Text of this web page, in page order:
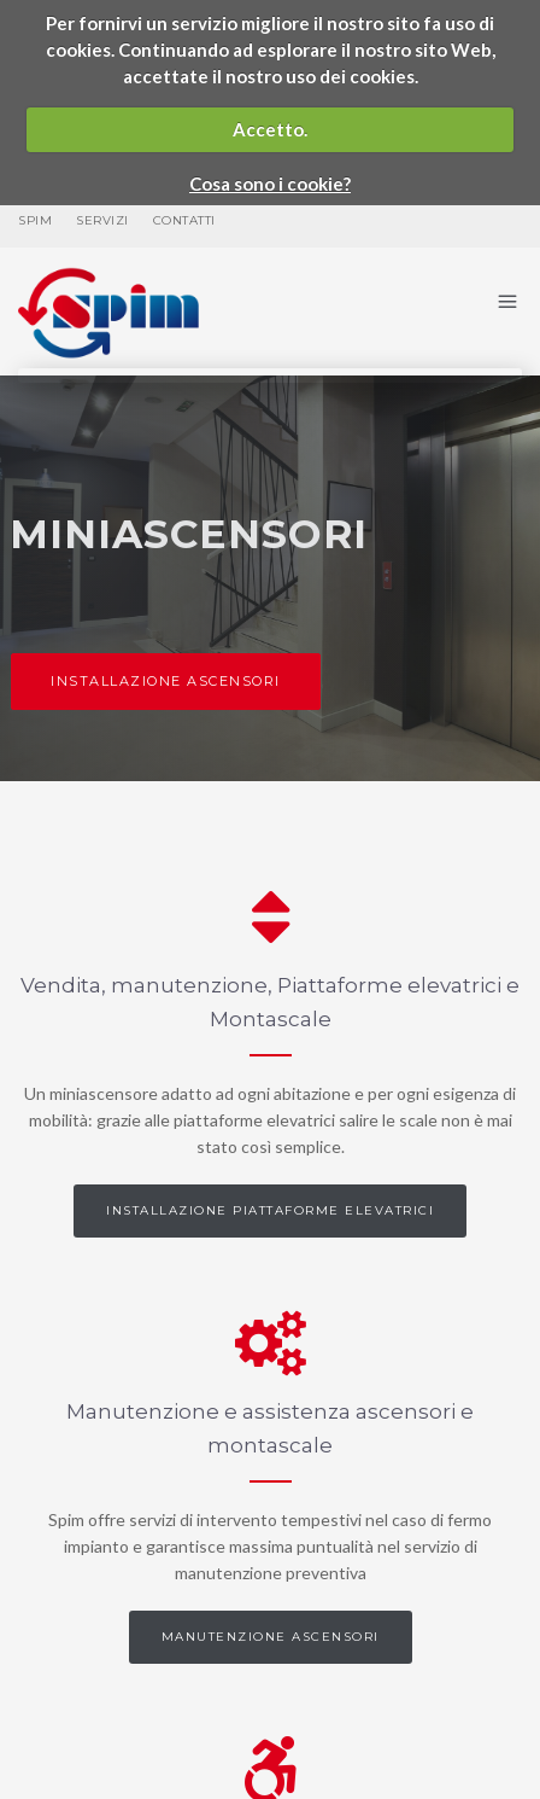
Per fornirvi un servizio migliore il nostro sito fa uso di
cookies. Continuando ad esplorare il nostro sito Web,
accettate il nostro uso dei cookies.
Accetto.
Cosa sono i cookie?
SPIM SERVIZI CONTATTI
MINIASCENSORI
INSTALLAZIONE ASCENSORI
Vendita, manutenzione, Piattaforme elevatrici e
Montascale
Un miniascensore adatto ad ogni abitazione e per ogni esigenza di
mobilità: grazie alle piattaforme elevatrici salire le scale non è mai
stato così semplice.
INSTALLAZIONE PIATTAFORME ELEVATRICI
Manutenzione e assistenza ascensori e
montascale
Spim offre servizi di intervento tempestivi nel caso di fermo
impianto e garantisce massima puntualità nel servizio di
manutenzione preventiva
MANUTENZIONE ASCENSORI